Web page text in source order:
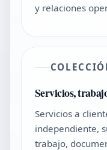
y relaciones
Servicios,
Servicios a
independiente,
trabajo,